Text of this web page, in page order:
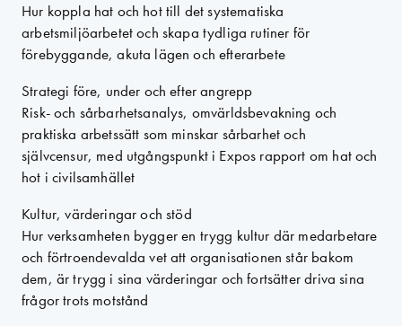
Hur koppla hat och hot till det systematiska
arbetsmiljöarbetet och skapa tydliga rutiner för
förebyggande, akuta lägen och efterarbete
Strategi före, under och efter angrepp
Risk- och sårbarhetsanalys, omvärldsbevakning och
praktiska arbetssätt som minskar sårbarhet och
självcensur, med utgångspunkt i Expos rapport om hat och
hot i civilsamhället
Kultur, värderingar och stöd
Hur verksamheten bygger en trygg kultur där medarbetare
och förtroendevalda vet att organisationen står bakom
dem, är trygg i sina värderingar och fortsätter driva sina
frågor trots motstånd